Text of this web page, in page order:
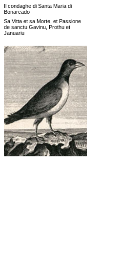
Il condaghe di Santa Maria di
Bonarcado
Sa Vitta et sa Morte, et Passione
de sanctu Gavinu, Prothu et
Januariu